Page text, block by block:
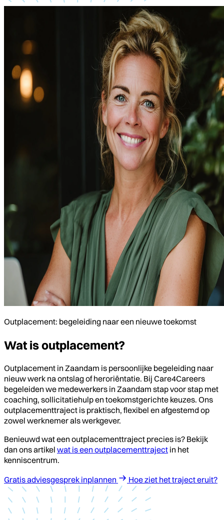
Outplacement: begeleiding naar een nieuwe toekomst
Wat is outplacement?
Outplacement in Zaandam is persoonlijke begeleiding naar
nieuw werk na ontslag of heroriëntatie. Bij Care4Careers
begeleiden we medewerkers in Zaandam stap voor stap met
coaching, sollicitatiehulp en toekomstgerichte keuzes. Ons
outplacementtraject is praktisch, flexibel en afgestemd op
zowel werknemer als werkgever.
Benieuwd wat een outplacementtraject precies is? Bekijk
dan ons artikel wat is een outplacementtraject in het
kenniscentrum.
Gratis adviesgesprek inplannen
Hoe ziet het traject eruit?